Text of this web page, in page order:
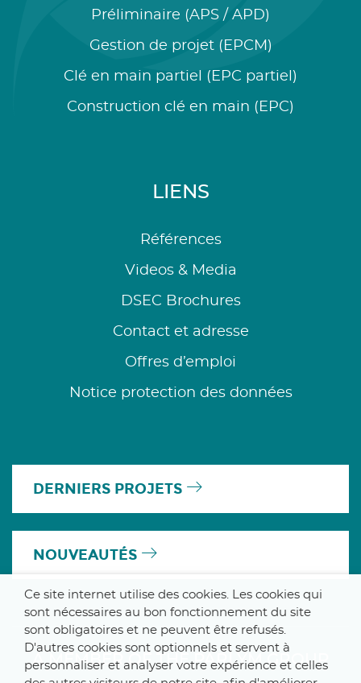
Préliminaire (APS / APD)
Gestion de projet (EPCM)
Clé en main partiel (EPC partiel)
Construction clé en main (EPC)
LIENS
Références
Videos & Media
DSEC Brochures
Contact et adresse
Offres d’emploi
Notice protection des données
DERNIERS PROJETS
NOUVEAUTÉS
A MEMBER OF THE PARLYM GROUP
Ce site internet utilise des cookies. Les cookies qui
sont nécessaires au bon fonctionnement du site
sont obligatoires et ne peuvent être refusés.
D'autres cookies sont optionnels et servent à
personnaliser et analyser votre expérience et celles